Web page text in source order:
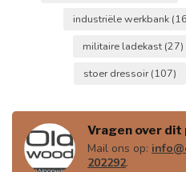
industriële werkbank
militaire ladekast (27)
stoer dressoir(107)
Vragen over
Mail ons op:
202292.